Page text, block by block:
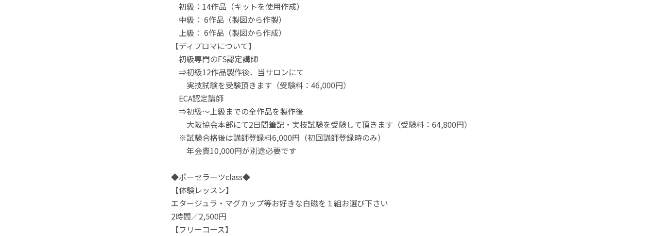
初級：14作品（キットを使用作成）
中級： 6作品（製図から作製）
上級： 6作品（製図から作成）
【ディプロマについて】
初級専門のFS認定講師
⇒初級12作品製作後、当サロンにて
実技試験を受験頂きます（受験料：46,000円）
ECA認定講師
⇒初級～上級までの全作品を製作後
大阪協会本部にて2日間筆記・実技試験を受験して頂きます（受験料：64,800円）
※試験合格後は講師登録料6,000円（初回講師登録時のみ）
年会費10,000円が別途必要です
◆ポーセラーツclass◆
【体験レッスン】
エタージュラ・マグカップ等お好きな白磁を１組お選び下さい
2時間／2,500円
【フリーコース】